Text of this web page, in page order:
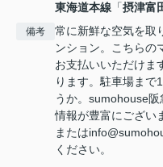
東海道本線 「摂津富
備考
常に新鮮な空気を取
ンション。こちらの
お支払いいただけま
ります。駐車場まで
うか。sumohouse
情報が豊富にござい
または
ください。